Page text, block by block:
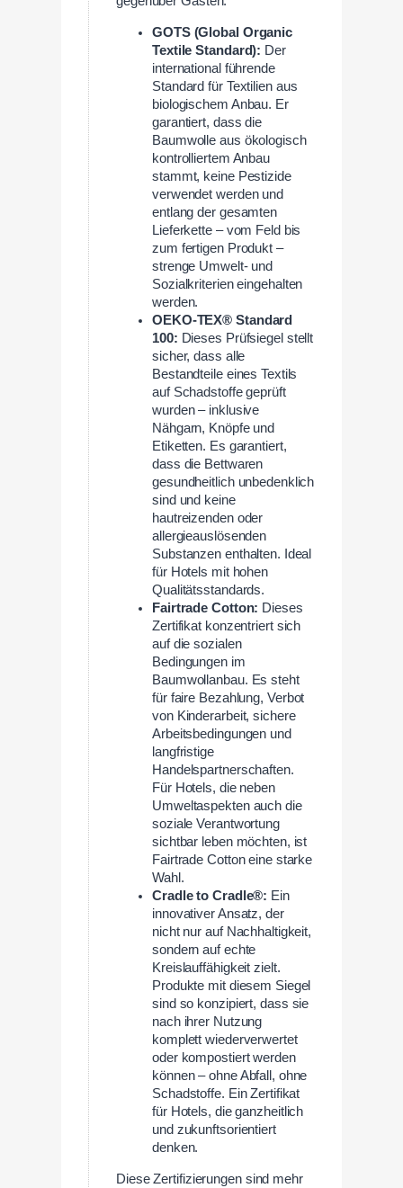
GOTS (Global Organic
Textile Standard): Der
international führende
Standard für Textilien aus
biologischem Anbau. Er
garantiert, dass die
Baumwolle aus ökologisch
kontrolliertem Anbau
stammt, keine Pestizide
verwendet werden und
entlang der gesamten
Lieferkette – vom Feld bis
zum fertigen Produkt –
strenge Umwelt- und
Sozialkriterien eingehalten
werden.
OEKO-TEX® Standard
100: Dieses Prüfsiegel stellt
sicher, dass alle
Bestandteile eines Textils
auf Schadstoffe geprüft
wurden – inklusive
Nähgarn, Knöpfe und
Etiketten. Es garantiert,
dass die Bettwaren
gesundheitlich unbedenklich
sind und keine
hautreizenden oder
allergieauslösenden
Substanzen enthalten. Ideal
für Hotels mit hohen
Qualitätsstandards.
Fairtrade Cotton: Dieses
Zertifikat konzentriert sich
auf die sozialen
Bedingungen im
Baumwollanbau. Es steht
für faire Bezahlung, Verbot
von Kinderarbeit, sichere
Arbeitsbedingungen und
langfristige
Handelspartnerschaften.
Für Hotels, die neben
Umweltaspekten auch die
soziale Verantwortung
sichtbar leben möchten, ist
Fairtrade Cotton eine starke
Wahl.
Cradle to Cradle®: Ein
innovativer Ansatz, der
nicht nur auf Nachhaltigkeit,
sondern auf echte
Kreislauffähigkeit zielt.
Produkte mit diesem Siegel
sind so konzipiert, dass sie
nach ihrer Nutzung
komplett wiederverwertet
oder kompostiert werden
können – ohne Abfall, ohne
Schadstoffe. Ein Zertifikat
für Hotels, die ganzheitlich
und zukunftsorientiert
denken.
Diese Zertifizierungen sind mehr